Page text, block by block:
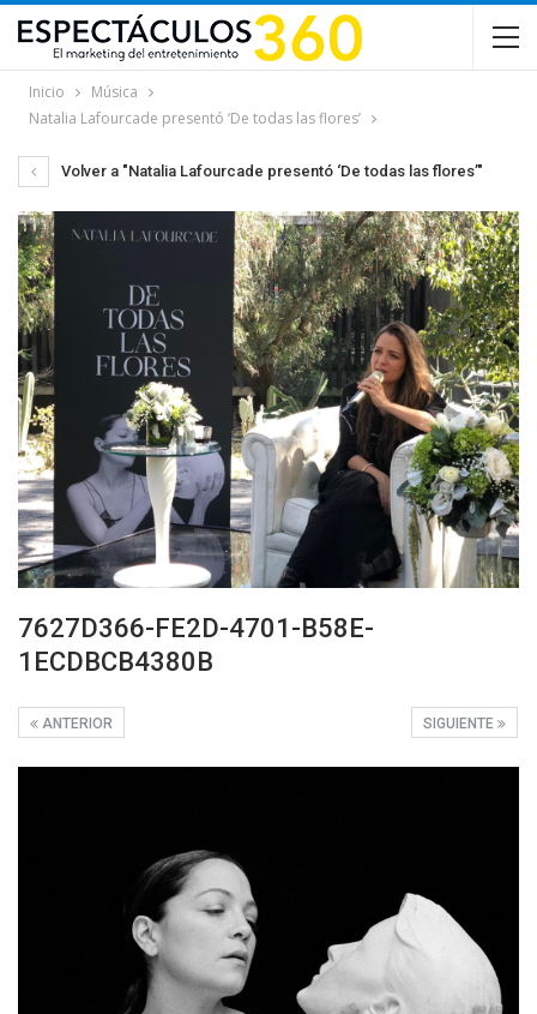
Inicio
Música
Natalia Lafourcade presentó ‘De todas las flores’
Volver a "Natalia Lafourcade presentó ‘De todas las flores’"
7627D366-FE2D-4701-B58E-
1ECDBCB4380B
SIGUIENTE
ANTERIOR